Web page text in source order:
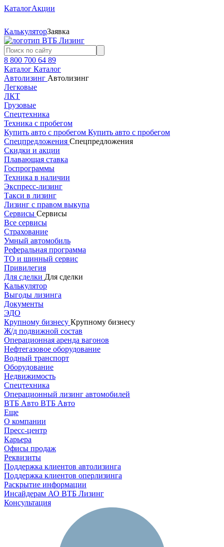
КаталогАкции
КалькуляторЗаявка
8 800 700 64 89
Каталог Каталог
Автолизинг Автолизинг
Легковые
ЛКТ
Грузовые
Спецтехника
Техника с пробегом
Купить авто с пробегом Купить авто с пробегом
Спецпредложения Спецпредложения
Скидки и акции
Плавающая ставка
Госпрограммы
Техника в наличии
Экспресс-лизинг
Такси в лизинг
Лизинг с правом выкупа
Сервисы Сервисы
Все сервисы
Страхование
Умный автомобиль
Реферальная программа
ТО и шинный сервис
Привилегия
Для сделки Для сделки
Калькулятор
Выгоды лизинга
Документы
ЭДО
Крупному бизнесу Крупному бизнесу
Ж/д подвижной состав
Операционная аренда вагонов
Нефтегазовое оборудование
Водный транспорт
Оборудование
Недвижимость
Спецтехника
Операционный лизинг автомобилей
ВТБ Авто ВТБ Авто
Еще
О компании
Пресс-центр
Карьера
Офисы продаж
Реквизиты
Поддержка клиентов автолизинга
Поддержка клиентов оперлизинга
Раскрытие информации
Инсайдерам АО ВТБ Лизинг
Консультация